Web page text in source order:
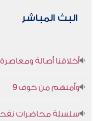
البث المباشر
أخلاقنا أصالة ومعاصرة
وأمنهم من خوف 9
سلسلة محاضرات نفحات